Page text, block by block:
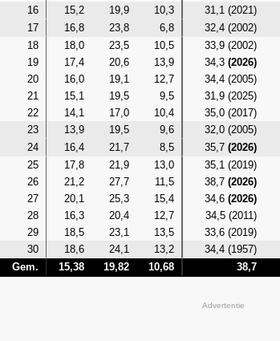
16
15,2 19,9 10,3 31,1 (2021)
17
16,8 23,8 6,8 32,4 (2002)
18
18,0 23,5 10,5 33,9 (2002)
19
17,4 20,6 13,9 34,3 (2026)
20
16,0 19,1 12,7 34,4 (2005)
21
15,1 19,5 9,5 31,9 (2025)
22
14,1 17,0 10,4 35,0 (2017)
23
13,9 19,5 9,6 32,0 (2005)
24
16,4 21,7 8,5 35,7 (2026)
25
17,8 21,9 13,0 35,1 (2019)
26
21,2 27,7 11,5 38,7 (2026)
27
20,1 25,3 15,4 34,6 (2026)
28
16,3 20,4 12,7 34,5 (2011)
29
18,5 23,1 13,5 33,6 (2019)
30
18,6 24,1 13,2 34,4 (1957)
Gem.
15,38 19,82 10,68 38,7
Advertentie